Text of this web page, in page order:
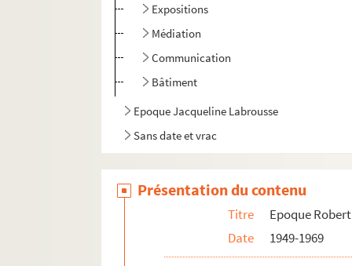
Expositions
Médiation
Communication
Bâtiment
Epoque Jacqueline Labrousse
Sans date et vrac
Présentation du contenu
Titre
Epoque
Date
1949-1969